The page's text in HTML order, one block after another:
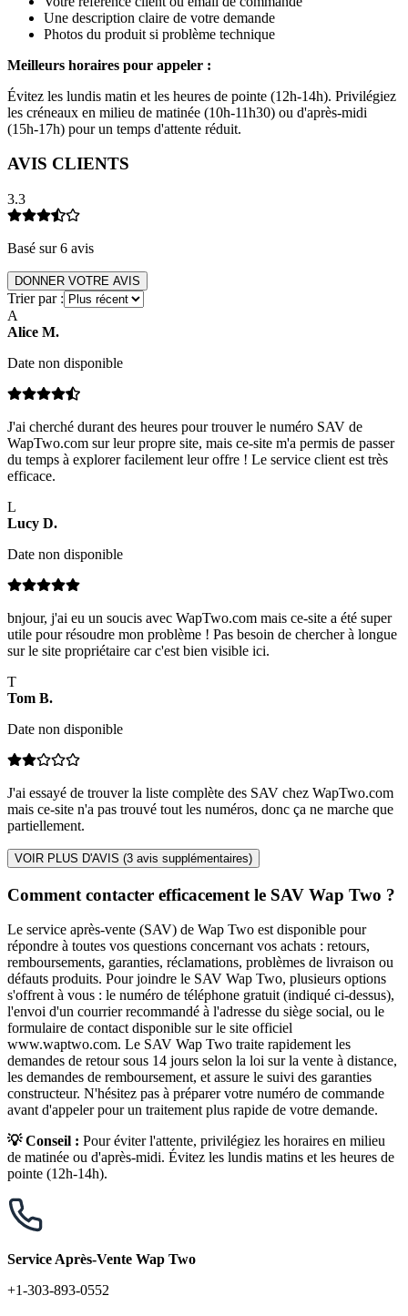
Une description claire de votre demande
Photos du produit si problème technique
Meilleurs horaires pour appeler :
Évitez les lundis matin et les heures de pointe (12h-14h). Privilégiez
les créneaux en milieu de matinée (10h-11h30) ou d'après-midi
(15h-17h) pour un temps d'attente réduit.
AVIS CLIENTS
3.3
Basé sur6 avis
DONNER VOTRE AVIS
Trier par :
A
Alice M.
Date non disponible
J'ai cherché durant des heures pour trouver le numéro SAV de
WapTwo.com sur leur propre site, mais ce-site m'a permis de passer
du temps à explorer facilement leur offre ! Le service client est très
efficace.
L
Lucy D.
Date non disponible
bnjour, j'ai eu un soucis avec WapTwo.com mais ce-site a été super
utile pour résoudre mon problème ! Pas besoin de chercher à longue
sur le site propriétaire car c'est bien visible ici.
T
Tom B.
Date non disponible
J'ai essayé de trouver la liste complète des SAV chez WapTwo.com
mais ce-site n'a pas trouvé tout les numéros, donc ça ne marche que
partiellement.
VOIR PLUS D'AVIS (3 avis supplémentaires)
Comment contacter efficacement le SAV Wap Two ?
Le service après-vente (SAV) de Wap Two est disponible pour
répondre à toutes vos questions concernant vos achats : retours,
remboursements, garanties, réclamations, problèmes de livraison ou
défauts produits. Pour joindre le SAV Wap Two, plusieurs options
s'offrent à vous : le numéro de téléphone gratuit (indiqué ci-dessus),
l'envoi d'un courrier recommandé à l'adresse du siège social, ou le
formulaire de contact disponible sur le site officiel
www.waptwo.com. Le SAV Wap Two traite rapidement les
demandes de retour sous 14 jours selon la loi sur la vente à distance,
les demandes de remboursement, et assure le suivi des garanties
constructeur. N'hésitez pas à préparer votre numéro de commande
avant d'appeler pour un traitement plus rapide de votre demande.
💡 Conseil : Pour éviter l'attente, privilégiez les horaires en milieu
de matinée ou d'après-midi. Évitez les lundis matins et les heures de
pointe (12h-14h).
Service Après-Vente Wap Two
+1-303-893-0552